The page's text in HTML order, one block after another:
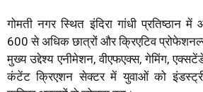
p
k
m
गोमती नगर स्थित इंदिरा गांधी प्रतिष्ठान
600 से अधिक छात्रों और क्रिएटिव
मुख्य उद्देश्य एनीमेशन, वीएफएक्स, गेमिंग,
कंटेंट क्रिएशन सेक्टर में युवाओं को